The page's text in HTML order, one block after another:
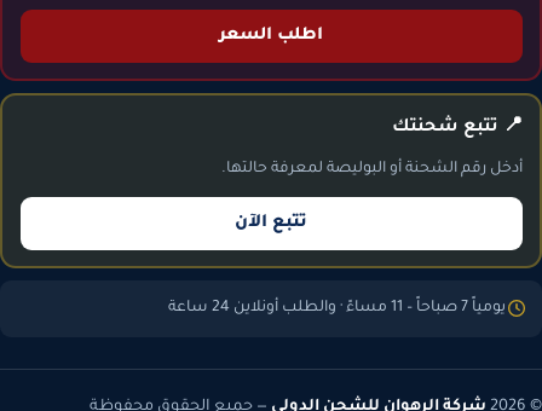
اطلب السعر
📍 تتبع شحنتك
أدخل رقم الشحنة أو البوليصة لمعرفة حالتها.
تتبع الآن
يومياً 7 صباحاً – 11 مساءً · والطلب أونلاين 24 ساعة
© 2026 شركة الرهوان للشحن الدولي — جميع الحقوق محفوظة